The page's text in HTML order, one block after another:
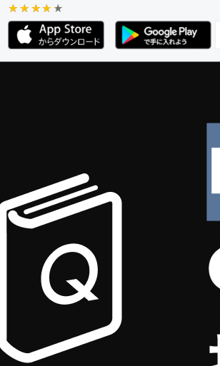
投票数 -1
★★★★★
★★★★★